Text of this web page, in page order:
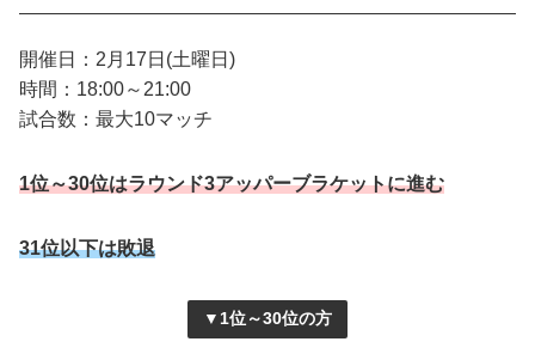
開催日：2月17日(土曜日)
時間：18:00～21:00
試合数：最大10マッチ
1位～30位はラウンド3アッパーブラケットに進む
31位以下は敗退
▼1位～30位の方